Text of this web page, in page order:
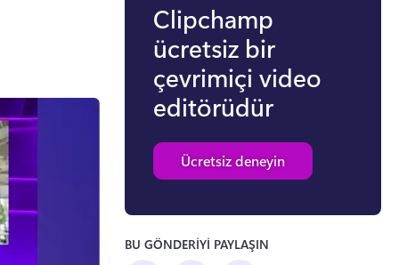
Clipchamp
ücretsiz bir
çevrimiçi video
editörüdür
Ücretsiz deneyin
BU GÖNDERİYİ PAYLAŞIN